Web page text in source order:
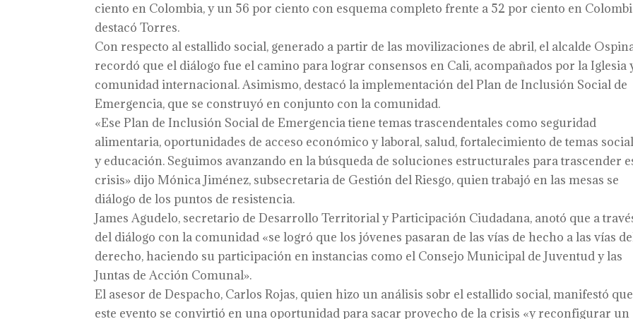
ciento en Colombia, y un 56 por ciento con esquema completo frente a 52 por ciento en
destacó Torres.
Con respecto al estallido social, generado a partir de las movilizaciones de abril, el alcalde
recordó que el diálogo fue el camino para lograr consensos en Cali, acompañados por la Iglesia
comunidad internacional. Asimismo, destacó la implementación del Plan de Inclusión Social de
Emergencia, que se construyó en conjunto con la comunidad.
«Ese Plan de Inclusión Social de Emergencia tiene temas trascendentales como seguridad
alimentaria, oportunidades de acceso económico y laboral, salud, fortalecimiento de temas
y educación. Seguimos avanzando en la búsqueda de soluciones estructurales para trascender
crisis» dijo Mónica Jiménez, subsecretaria de Gestión del Riesgo, quien trabajó en las mesas se
diálogo de los puntos de resistencia.
James Agudelo, secretario de Desarrollo Territorial y Participación Ciudadana, anotó que a
del diálogo con la comunidad «se logró que los jóvenes pasaran de las vías de hecho a las vías
derecho, haciendo su participación en instancias como el Consejo Municipal de Juventud y las
Juntas de Acción Comunal».
El asesor de Despacho, Carlos Rojas, quien hizo un análisis sobr el estallido social, manifestó que
este evento se convirtió en una oportunidad para sacar provecho de la crisis «y reconfigurar un